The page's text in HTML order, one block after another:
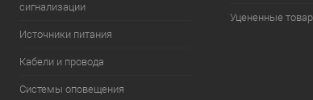
сигнализации
Источники питания
Кабели и провода
Системы оповещения
Уцененные